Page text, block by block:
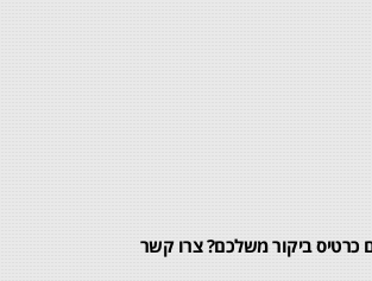
כרטיס ביקור משלכם? צרו קשר